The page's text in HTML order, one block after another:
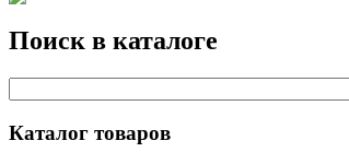
Поиск в каталоге
Каталог товаров